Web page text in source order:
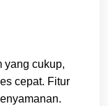
yang cukup,
cepat. Fitur